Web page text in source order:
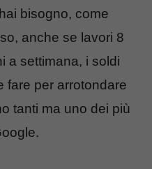
bisogno, come
anche se lavori 8
a settimana, i soldi
fare per arrotondare
tanti ma uno dei più